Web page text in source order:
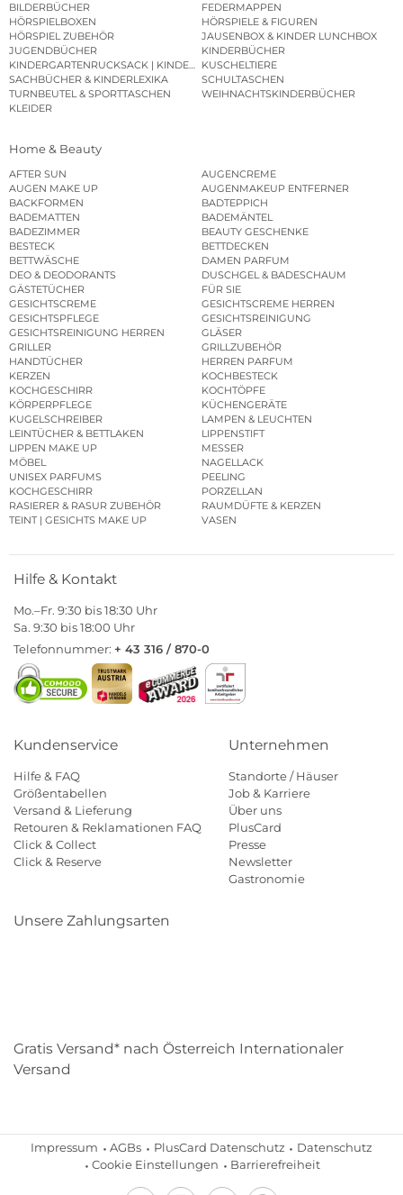
BILDERBÜCHER
FEDERMAPPEN
HÖRSPIELBOXEN
HÖRSPIELE & FIGUREN
HÖRSPIEL ZUBEHÖR
JAUSENBOX & KINDER LUNCHBOX
JUGENDBÜCHER
KINDERBÜCHER
KINDERGARTENRUCKSACK | KINDERGARTENBEUTEL
KUSCHELTIERE
SACHBÜCHER & KINDERLEXIKA
SCHULTASCHEN
TURNBEUTEL & SPORTTASCHEN
WEIHNACHTSKINDERBÜCHER
KLEIDER
Home & Beauty
AFTER SUN
AUGENCREME
AUGEN MAKE UP
AUGENMAKEUP ENTFERNER
BACKFORMEN
BADTEPPICH
BADEMATTEN
BADEMÄNTEL
BADEZIMMER
BEAUTY GESCHENKE
BESTECK
BETTDECKEN
BETTWÄSCHE
DAMEN PARFUM
DEO & DEODORANTS
DUSCHGEL & BADESCHAUM
GÄSTETÜCHER
FÜR SIE
GESICHTSCREME
GESICHTSCREME HERREN
GESICHTSPFLEGE
GESICHTSREINIGUNG
GESICHTSREINIGUNG HERREN
GLÄSER
GRILLER
GRILLZUBEHÖR
HANDTÜCHER
HERREN PARFUM
KERZEN
KOCHBESTECK
KOCHGESCHIRR
KOCHTÖPFE
KÖRPERPFLEGE
KÜCHENGERÄTE
KUGELSCHREIBER
LAMPEN & LEUCHTEN
LEINTÜCHER & BETTLAKEN
LIPPENSTIFT
LIPPEN MAKE UP
MESSER
MÖBEL
NAGELLACK
UNISEX PARFUMS
PEELING
KOCHGESCHIRR
PORZELLAN
RASIERER & RASUR ZUBEHÖR
RAUMDÜFTE & KERZEN
TEINT | GESICHTS MAKE UP
VASEN
Hilfe & Kontakt
Mo.–Fr. 9:30 bis 18:30 Uhr
Sa. 9:30 bis 18:00 Uhr
Telefonnummer: + 43 316 / 870-0
Kundenservice
Hilfe & FAQ
Größentabellen
Versand & Lieferung
Retouren & Reklamationen FAQ
Click & Collect
Click & Reserve
Unternehmen
Standorte / Häuser
Job & Karriere
Über uns
PlusCard
Presse
Newsletter
Gastronomie
Unsere Zahlungsarten
Gratis Versand* nach Österreich Internationaler
Versand
Impressum AGBs PlusCard Datenschutz
Datenschutz
Cookie Einstellungen
Barrierefreiheit